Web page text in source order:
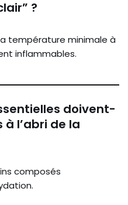
?
température minimale à
inflammables.
doivent-
l’abri de la
composés